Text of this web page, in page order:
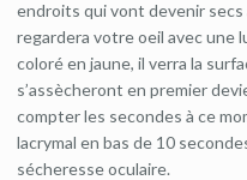
endroits qui vont devenir secs
regardera votre oeil avec une
coloré en jaune, il verra la
s’assècheront en premier
compter les secondes à ce
lacrymal en bas de 10
sécheresse oculaire.